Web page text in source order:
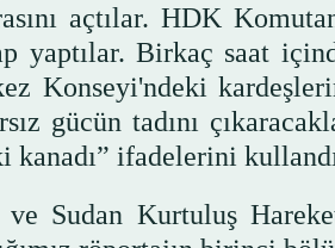
açtılar. HDK
yaptılar. Birkaç saat
Konseyi'ndeki
gücün tadını
kanadı” ifadelerini
ve Sudan Kurtuluş